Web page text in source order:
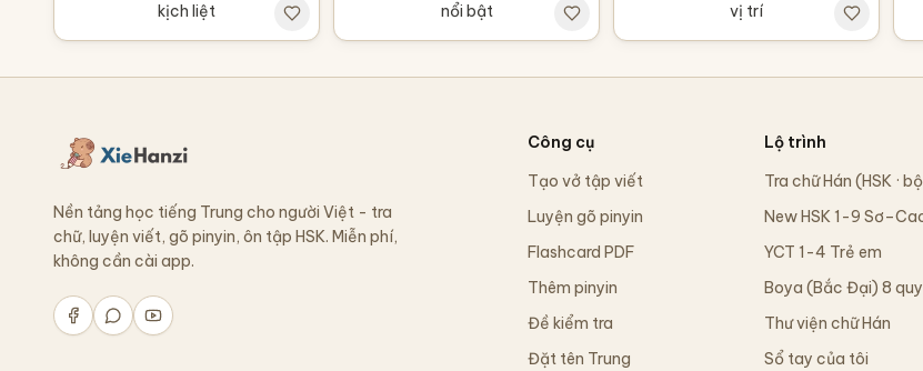
kịch liệt
nổi bật
vị trí
Nền tảng học tiếng Trung cho người Việt - tra
chữ, luyện viết, gõ pinyin, ôn tập HSK. Miễn phí,
không cần cài app.
Công cụ
Tạo vở tập viết
Luyện gõ pinyin
Flashcard PDF
Thêm pinyin
Đề kiểm tra
Đặt tên Trung
Lộ trình
Tra chữ Hán (HSK ·
New HSK 1-9
YCT 1-4 Trẻ em
Boya (Bắc Đại) 8
Thư viện chữ Hán
Sổ tay của tôi